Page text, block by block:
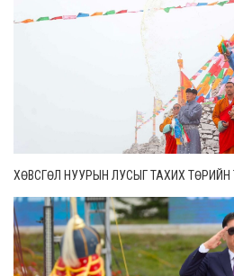
ХӨВСГӨЛ НУУРЫН ЛУСЫГ ТАХИХ